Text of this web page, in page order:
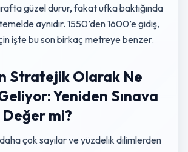
güzel durur, fakat ufka baktığında
aynıdır. 1550’den 1600’e gidiş,
işte bu son birkaç metreye benzer.
Stratejik Olarak Ne
Yeniden Sınava
mi?
çok sayılar ve yüzdelik dilimlerden